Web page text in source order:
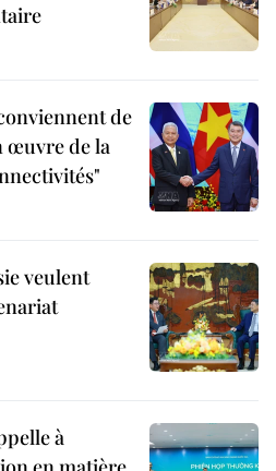
de
œuvre de la
veulent
à